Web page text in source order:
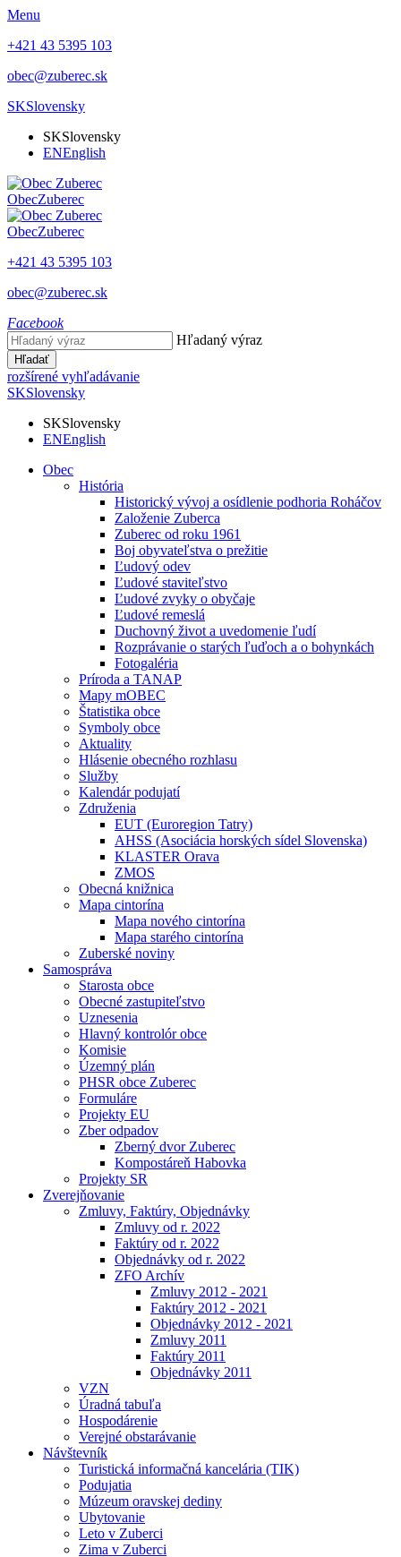
Menu
+421 43 5395 103
obec@zuberec.sk
SKSlovensky
SKSlovensky
ENEnglish
ObecZuberec
ObecZuberec
+421 43 5395 103
obec@zuberec.sk
Facebook
Hľadaný výraz
Hľadať
rozšírené vyhľadávanie
SKSlovensky
SKSlovensky
ENEnglish
Obec
História
Historický vývoj a osídlenie podhoria Roháčov
Založenie Zuberca
Zuberec od roku 1961
Boj obyvateľstva o prežitie
Ľudový odev
Ľudové staviteľstvo
Ľudové zvyky o obyčaje
Ľudové remeslá
Duchovný život a uvedomenie ľudí
Rozprávanie o starých ľuďoch a o bohynkách
Fotogaléria
Príroda a TANAP
Mapy mOBEC
Štatistika obce
Symboly obce
Aktuality
Hlásenie obecného rozhlasu
Služby
Kalendár podujatí
Združenia
EUT (Euroregion Tatry)
AHSS (Asociácia horských sídel Slovenska)
KLASTER Orava
ZMOS
Obecná knižnica
Mapa cintorína
Mapa nového cintorína
Mapa starého cintorína
Zuberské noviny
Samospráva
Starosta obce
Obecné zastupiteľstvo
Uznesenia
Hlavný kontrolór obce
Komisie
Územný plán
PHSR obce Zuberec
Formuláre
Projekty EU
Zber odpadov
Zberný dvor Zuberec
Kompostáreň Habovka
Projekty SR
Zverejňovanie
Zmluvy, Faktúry, Objednávky
Zmluvy od r. 2022
Faktúry od r. 2022
Objednávky od r. 2022
ZFO Archív
Zmluvy 2012 - 2021
Faktúry 2012 - 2021
Objednávky 2012 - 2021
Zmluvy 2011
Faktúry 2011
Objednávky 2011
VZN
Úradná tabuľa
Hospodárenie
Verejné obstarávanie
Návštevník
Turistická informačná kancelária (TIK)
Podujatia
Múzeum oravskej dediny
Ubytovanie
Leto v Zuberci
Zima v Zuberci